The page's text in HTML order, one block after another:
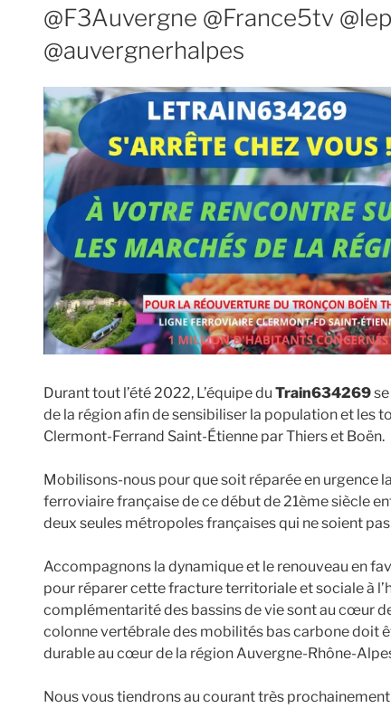
@F3Auvergne @France5tv
@auvergnerhalpes
Durant tout l’été 2022, L’équipe du Train634269
de la région afin de sensibiliser la population et les
Clermont-Ferrand Saint-Étienne par Thiers et Boën.
Mobilisons-nous pour que soit réparée en urgence
ferroviaire française de ce début de 21ème siècle
deux seules métropoles françaises qui ne soient
Accompagnons la dynamique et le renouveau en
pour réparer cette fracture territoriale et sociale à
complémentarité des bassins de vie sont au cœur
colonne vertébrale des mobilités bas carbone doit
durable au cœur de la région Auvergne-Rhône-
Nous vous tiendrons au courant très